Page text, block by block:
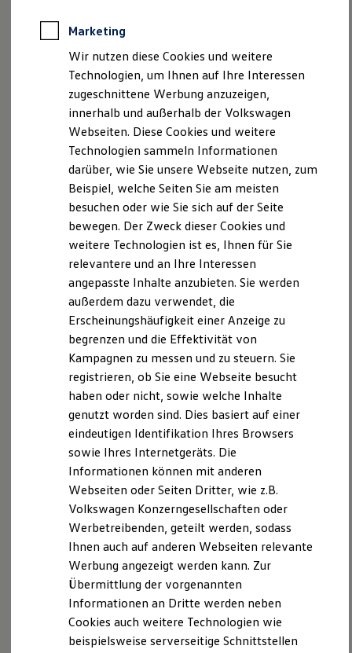
Elektromobilität
Elektroautos
Elektrofahrzeugkonzepte
ID. EVERY1
Reichweite
Reichweite der ID. Modelle
Reichweite im Winter
Rekuperation
Laden
Laden unterwegs
Laden Zuhause
Ladestationen finden
Ladezeitensimulator
Sicherheit
Garantie und Lebensdauer
Nachhaltigkeit
Kosten und Kauf
Verbrauchskosten
Kaufoptionen
E-Auto-Förderung
Software und Konnektivität
Die ID. Software 6
ID. Software Versionen und Updates
Digitale Extras
Schnittstellen zu Ihrem ID.
Hybridautos
Marke und Erlebnis
Volkswagen R und R Experience
R-Modelle
R Experience
Driving Experience
Werkbesichtigung
Factory visit
Lifestyle Shop
Golf Kollektion
ID. Kollektion
Volkswagen Kollektion
GTI Kollektion
Fußball Drop
„Front Assist“, die Müdigkeitserkennung und die Einparkhilfe
sowie die automatische Distanzregelung ACC unterstützen
Sie bei der Fahrt zuverlässig. Ab der Ausstattung Trend
gehört auch der Spurwechselassistent (Blind Spot) inklusive
Auspark- und Ausstiegswarner zur Serienausstattung und
kann die Sicherheit im Alltag erhöhen – besonders im
3 4 5
Neo ist zudem für die Vehicle-to-Load-
Funktion vorbereitet und kann externe Geräte wie
einen Elektrogrill oder ein E-Bike mit Strom versorgen
Neo Trend:Energieverbrauch kombiniert: 14,1 - 14,0
kWh/100 km; CO₂-Emission kombiniert: 0 g/km; CO₂-Klasse(n): A.
Marketing
Wir nutzen diese Cookies und weitere
Technologien, um Ihnen auf Ihre Interessen
zugeschnittene Werbung anzuzeigen,
innerhalb und außerhalb der Volkswagen
Webseiten. Diese Cookies und weitere
Technologien sammeln Informationen
darüber, wie Sie unsere Webseite nutzen, zum
Beispiel, welche Seiten Sie am meisten
besuchen oder wie Sie sich auf der Seite
bewegen. Der Zweck dieser Cookies und
weitere Technologien ist es, Ihnen für Sie
relevantere und an Ihre Interessen
angepasste Inhalte anzubieten. Sie werden
außerdem dazu verwendet, die
Erscheinungshäufigkeit einer Anzeige zu
begrenzen und die Effektivität von
Kampagnen zu messen und zu steuern. Sie
registrieren, ob Sie eine Webseite besucht
haben oder nicht, sowie welche Inhalte
genutzt worden sind. Dies basiert auf einer
eindeutigen Identifikation Ihres Browsers
sowie Ihres Internetgeräts. Die
Informationen können mit anderen
Webseiten oder Seiten Dritter, wie z.B.
Volkswagen Konzerngesellschaften oder
Werbetreibenden, geteilt werden, sodass
Ihnen auch auf anderen Webseiten relevante
Werbung angezeigt werden kann. Zur
Übermittlung der vorgenannten
Informationen an Dritte werden neben
Cookies auch weitere Technologien wie
beispielsweise serverseitige Schnittstellen